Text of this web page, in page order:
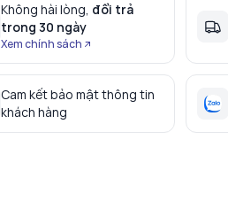
Không hài lòng, đổi trả
trong 30 ngày
Xem chính sách
Cam kết bảo mật thông tin
khách hàng